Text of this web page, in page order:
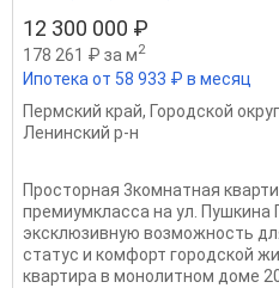
12 300 000 ₽
178 261 ₽ за м2
Ипотека от 58 933 ₽ в месяц
Пермский край, Городской
Ленинский р-н
Просторная 3комнатная
премиумкласса на ул. Пушкина
эксклюзивную возможность
статус и комфорт городской
квартира в монолитном доме